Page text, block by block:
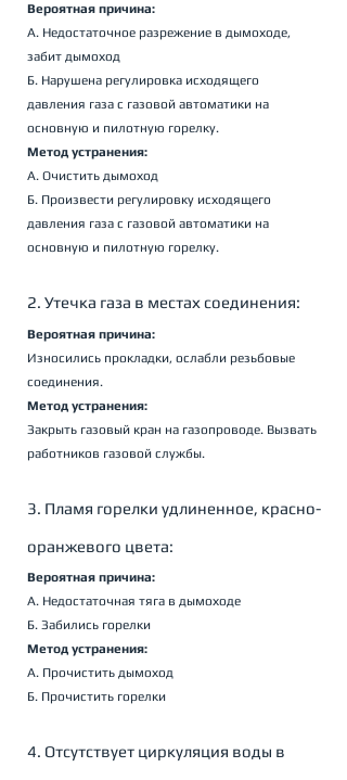
Вероятная причина:
А. Недостаточное разрежение в дымоходе,
забит дымоход
Б. Нарушена регулировка исходящего
давления газа с газовой автоматики на
основную и пилотную горелку.
Метод устранения:
А. Очистить дымоход
Б. Произвести регулировку исходящего
давления газа с газовой автоматики на
основную и пилотную горелку.
2. Утечка газа в местах соединения:
Вероятная причина:
Износились прокладки, ослабли резьбовые
соединения.
Метод устранения:
Закрыть газовый кран на газопроводе. Вызвать
работников газовой службы.
3. Пламя горелки удлиненное, красно-
оранжевого цвета:
Вероятная причина:
А. Недостаточная тяга в дымоходе
Б. Забились горелки
Метод устранения:
А. Прочистить дымоход
Б. Прочистить горелки
4. Отсутствует циркуляция воды в